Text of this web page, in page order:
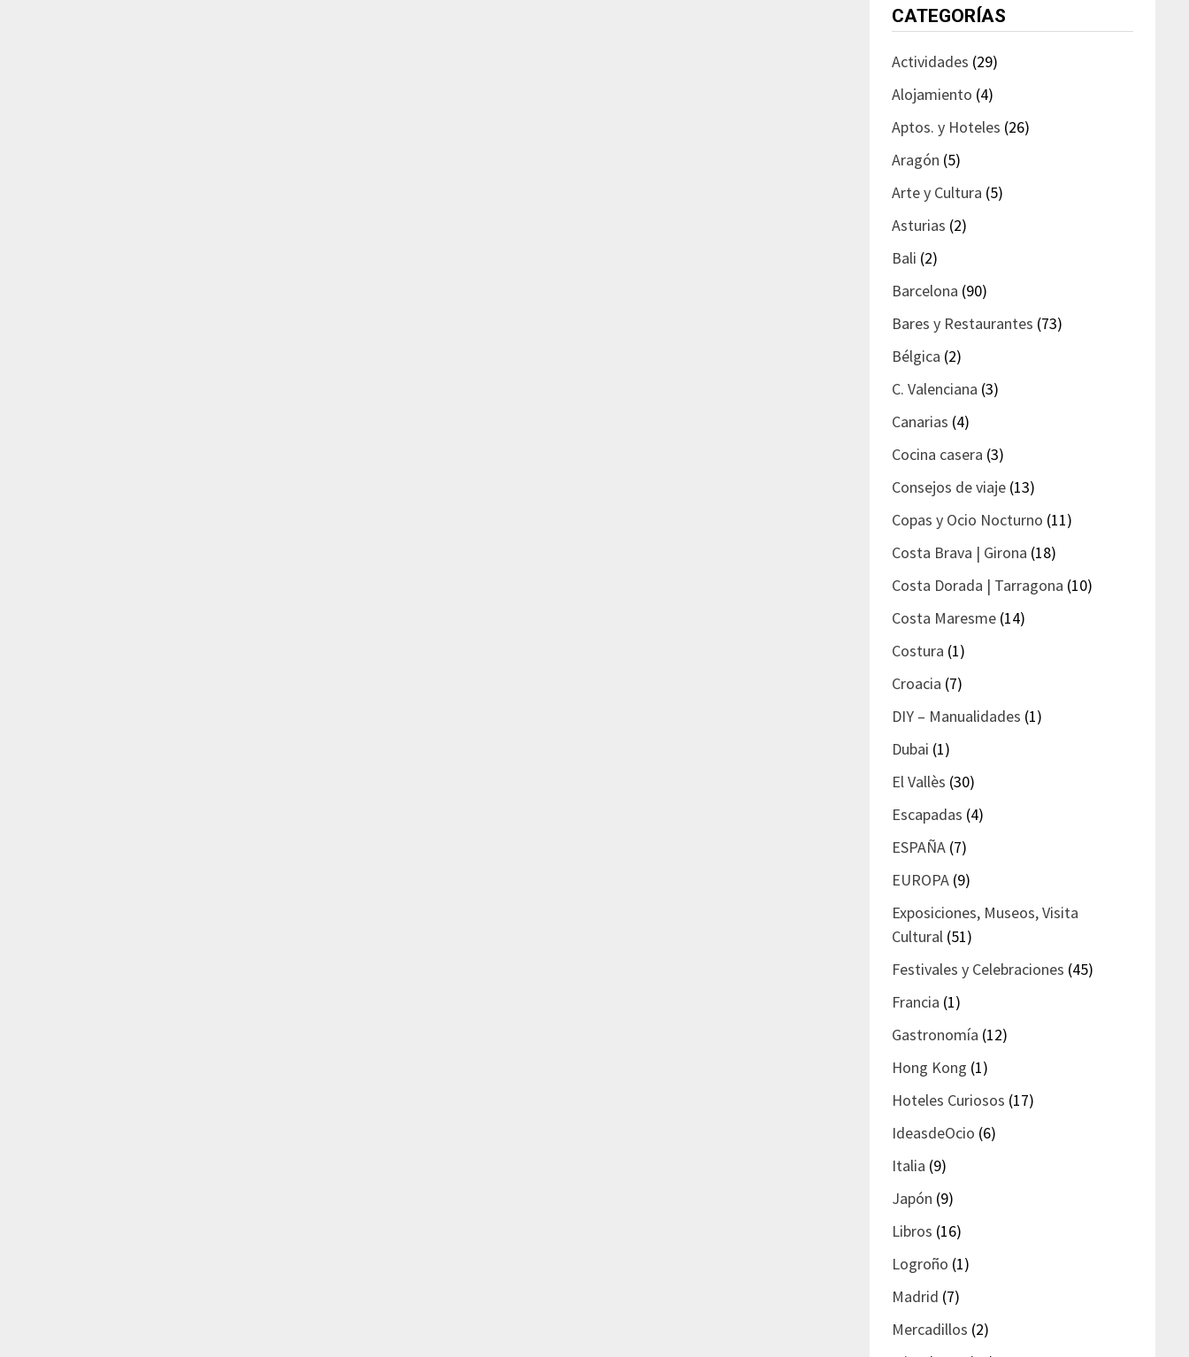
CATEGORÍAS
Actividades (29)
Alojamiento (4)
Aptos. y Hoteles (26)
Aragón (5)
Arte y Cultura (5)
Asturias (2)
Bali (2)
Barcelona (90)
Bares y Restaurantes (73)
Bélgica (2)
C. Valenciana (3)
Canarias (4)
Cocina casera (3)
Consejos de viaje (13)
Copas y Ocio Nocturno (11)
Costa Brava | Girona (18)
Costa Dorada | Tarragona (10)
Costa Maresme (14)
Costura (1)
Croacia (7)
DIY – Manualidades (1)
Dubai (1)
El Vallès (30)
Escapadas (4)
ESPAÑA (7)
EUROPA (9)
Exposiciones, Museos, Visita
Cultural (51)
Festivales y Celebraciones (45)
Francia (1)
Gastronomía (12)
Hong Kong (1)
Hoteles Curiosos (17)
IdeasdeOcio (6)
Italia (9)
Japón (9)
Libros (16)
Logroño (1)
Madrid (7)
Mercadillos (2)